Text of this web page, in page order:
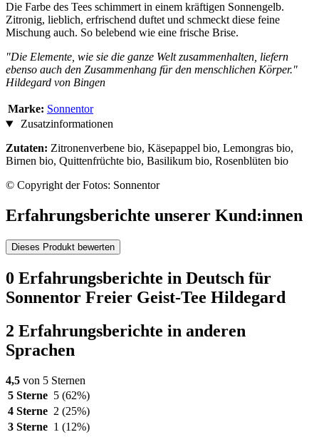
Die Farbe des Tees schimmert in einem kräftigen Sonnengelb.
Zitronig, lieblich, erfrischend duftet und schmeckt diese feine
Mischung auch. So belebend wie eine frische Brise.
"Die Elemente, wie sie die ganze Welt zusammenhalten, liefern
ebenso auch den Zusammenhang für den menschlichen Körper."
Hildegard von Bingen
Marke: Sonnentor
Zusatzinformationen
Zutaten: Zitronenverbene bio, Käsepappel bio, Lemongras bio,
Birnen bio, Quittenfrüchte bio, Basilikum bio, Rosenblüten bio
© Copyright der Fotos: Sonnentor
Erfahrungsberichte unserer Kund:innen
Dieses Produkt bewerten
0 Erfahrungsberichte in Deutsch für
Sonnentor Freier Geist-Tee Hildegard
2 Erfahrungsberichte in anderen
Sprachen
4,5 von 5 Sternen
5 Sterne 5 (62%)
4 Sterne 2 (25%)
3 Sterne 1 (12%)